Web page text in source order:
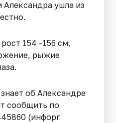
Александра ушла из
154 -156 см,
рыжие
об Александре
сообщить по
(инфорг